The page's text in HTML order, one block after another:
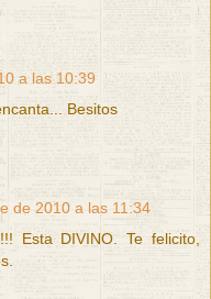
a las 10:39
Besitos
de 2010 a las 11:34
Esta DIVINO. Te felicito,